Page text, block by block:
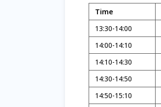
Time
13:30-14:00
14:00-14:10
14:10-14:30
14:30-14:50
14:50-15:10